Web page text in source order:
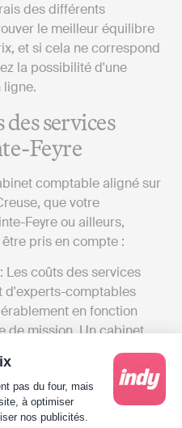
Consentement :
pas du four, mais
à optimiser
nos publicités.
des différents
le meilleur équilibre
et si cela ne correspond
la possibilité d'une
ligne.
services
Feyre
comptable aligné sur
que votre
Feyre ou ailleurs,
pris en compte :
: Les coûts des services
d'experts-comptables
en fonction
de mission. Un cabinet
une gamme
le tarif sera influencé par
accomplira pour vous.
professionnels,